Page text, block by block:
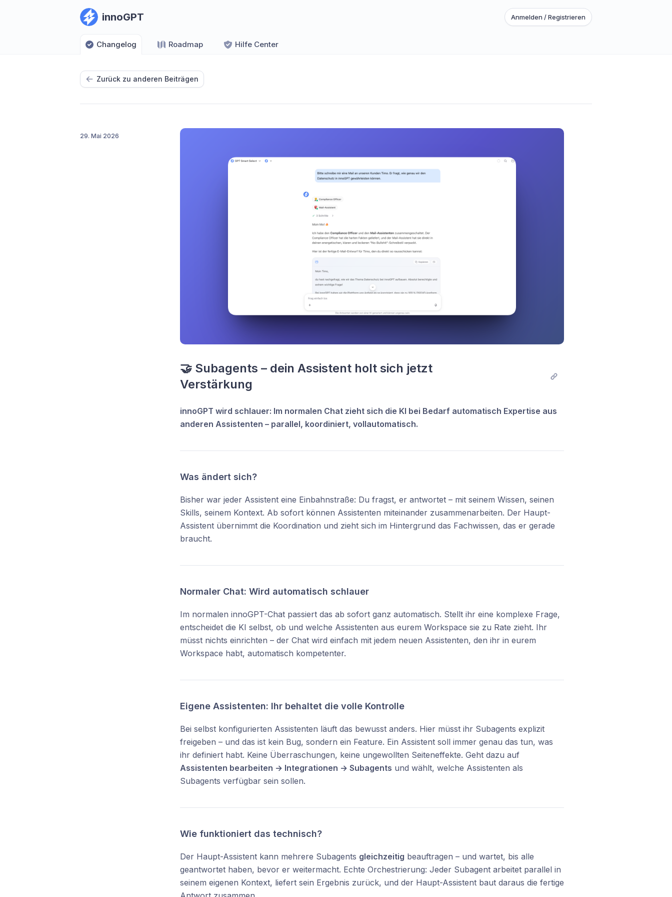
innoGPT Anmelden / Registrieren
Changelog Roadmap Hilfe Center
Zurück zu anderen Beiträgen
29. Mai 2026
🤝 Subagents – dein Assistent holt sich jetzt
Verstärkung
innoGPT wird schlauer: Im normalen Chat zieht sich die KI bei Bedarf automatisch Expertise aus
anderen Assistenten – parallel, koordiniert, vollautomatisch.
Was ändert sich?
Bisher war jeder Assistent eine Einbahnstraße: Du fragst, er antwortet – mit seinem Wissen, seinen
Skills, seinem Kontext. Ab sofort können Assistenten miteinander zusammenarbeiten. Der Haupt-
Assistent übernimmt die Koordination und zieht sich im Hintergrund das Fachwissen, das er gerade
braucht.
Normaler Chat: Wird automatisch schlauer
Im normalen innoGPT-Chat passiert das ab sofort ganz automatisch. Stellt ihr eine komplexe Frage,
entscheidet die KI selbst, ob und welche Assistenten aus eurem Workspace sie zu Rate zieht. Ihr
müsst nichts einrichten – der Chat wird einfach mit jedem neuen Assistenten, den ihr in eurem
Workspace habt, automatisch kompetenter.
Eigene Assistenten: Ihr behaltet die volle Kontrolle
Bei selbst konfigurierten Assistenten läuft das bewusst anders. Hier müsst ihr Subagents explizit
freigeben – und das ist kein Bug, sondern ein Feature. Ein Assistent soll immer genau das tun, was
ihr definiert habt. Keine Überraschungen, keine ungewollten Seiteneffekte. Geht dazu auf
Assistenten bearbeiten → Integrationen → Subagents und wählt, welche Assistenten als
Subagents verfügbar sein sollen.
Wie funktioniert das technisch?
Der Haupt-Assistent kann mehrere Subagents gleichzeitig beauftragen – und wartet, bis alle
geantwortet haben, bevor er weitermacht. Echte Orchestrierung: Jeder Subagent arbeitet parallel in
seinem eigenen Kontext, liefert sein Ergebnis zurück, und der Haupt-Assistent baut daraus die fertige